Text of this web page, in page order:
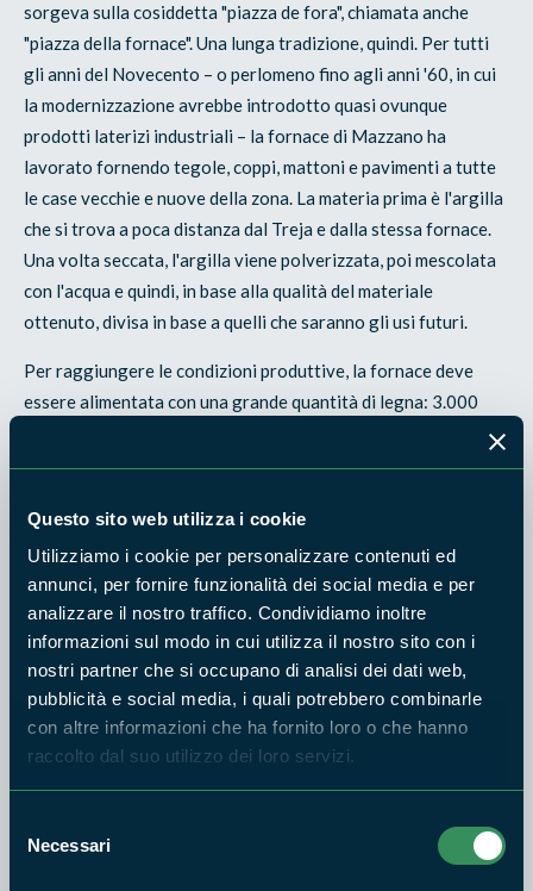
Questo sito web utilizza i cookie
Utilizziamo i cookie per personalizzare contenuti ed
annunci, per fornire funzionalità dei social media e per
analizzare il nostro traffico. Condividiamo inoltre
informazioni sul modo in cui utilizza il nostro sito con i
nostri partner che si occupano di analisi dei dati web,
pubblicità e social media, i quali potrebbero combinarle
con altre informazioni che ha fornito loro o che hanno
raccolto dal suo utilizzo dei loro servizi.
delNecessari
sorgeva sulla cosiddetta "piazza de fora", chiamata anche
"piazza della fornace". Una lunga tradizione, quindi. Per tutti
gli anni del Novecento – o perlomeno fino agli anni '60, in cui
la modernizzazione avrebbe introdotto quasi ovunque
prodotti laterizi industriali – la fornace di Mazzano ha
lavorato fornendo tegole, coppi, mattoni e pavimenti a tutte
le case vecchie e nuove della zona. La materia prima è l'argilla
che si trova a poca distanza dal Treja e dalla stessa fornace.
Una volta seccata, l'argilla viene polverizzata, poi mescolata
con l'acqua e quindi, in base alla qualità del materiale
ottenuto, divisa in base a quelli che saranno gli usi futuri.
Per raggiungere le condizioni produttive, la fornace deve
essere alimentata con una grande quantità di legna: 3.000
fascine e sessanta metri cubi di legna sono necessari per dare
il via alla lavorazione. I materiali da cuocere, lasciati ad
posti nella camera della fornace secondo una disposizione
particolare prima dell'accensione della legna. Vari strati di
mattoni si trovano alternati alle tegole, in modo da lasciare
tra un pezzo e l'altro lo spazio necessario alla circolazione
dell'aria calda.
Ai diversi livelli corrispondono differenti temperature e
quindi materiali diversi. Più in basso si cuociono i mattoni da
esterno, in mezzo, dove la temperatura di cottura rimane più
stabile e costante, tegole e piastrelle per le pavimentazioni.
In alto, infine, dove il calore giunge in modo più irregolare,
vengono infornati i mattoni da interno.